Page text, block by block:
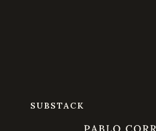
SUBSTACK